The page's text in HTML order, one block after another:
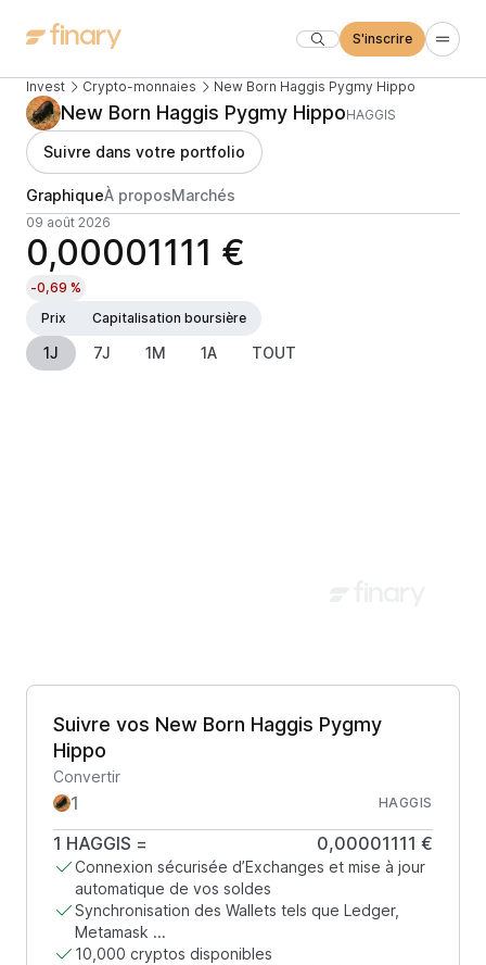
S'inscrire
Invest Crypto-monnaies New Born Haggis Pygmy Hippo
New Born Haggis Pygmy HippoHAGGIS
Suivre dans votre portfolio
GraphiqueÀ proposMarchés
09 août 2026
0,00001111 €
-0,69 %
Prix
Capitalisation boursière
1J 7J 1M 1A TOUT
Suivre vos New Born Haggis Pygmy
Hippo
Convertir
HAGGIS
1 HAGGIS = 0,00001111 €
Connexion sécurisée d’Exchanges et mise à jour
automatique de vos soldes
Synchronisation des Wallets tels que Ledger,
Metamask ...
10,000 cryptos disponibles